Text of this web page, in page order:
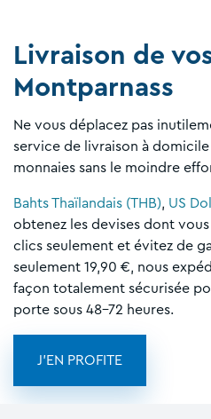
Livraison de
Montparnass
Ne vous déplacez pas
service de livraison à
monnaies sans le moindre
Bahts Thaïlandais (THB), US
obtenez les devises dont
clics seulement et évitez de
seulement 19,90 €, nous
façon totalement sécurisée
porte sous 48-72 heures.
J'EN PROFITE